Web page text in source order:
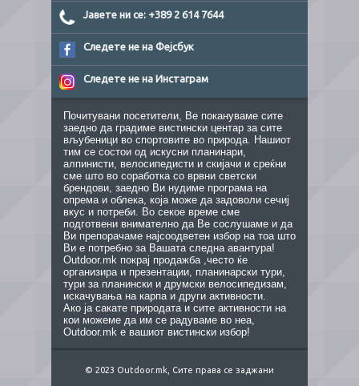
Јавете ни се: +389 2 614 7644
Следете не на Фејсбук
Следете не на Инстаграм
Почитувани посетители, Ве покануваме сите
заедно да градиме вистински центар за сите
вљубеници во спортовите во природа. Нашиот
тим се состои од искусни планинари,
алпинисти, велосипедисти и скијачи и среќни
сме што во соработка со врвни светски
брендови, заедно Ви нудиме програма на
опрема и облека, која може да задоволи сечиј
вкус и потреби. Во секое време сме
подготвени внимателно да Ве сослушаме и да
Ви препорачаме најсоодветен избор на тоа што
Ви е потребно за Вашата следна авантура!
Outdoor.mk покрај продажба ,често ќе
организира и презентации, планинарски тури,
тури за планински и друмски велосипедизам,
искачувања на карпа и други активности.
Ако ја сакате природата и сите активности на
кои можеме да им се радуваме во неа,
Outdoor.mk е вашиот вистински избор!
© 2023 Outdoor.mk, Сите права се заджани